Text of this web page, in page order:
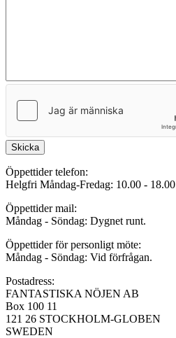
Skicka
Öppettider telefon:
Helgfri Måndag-Fredag: 10.00 - 18.00
Öppettider mail:
Måndag - Söndag: Dygnet runt.
Öppettider för personligt möte:
Måndag - Söndag: Vid förfrågan.
Postadress:
FANTASTISKA NÖJEN AB
Box 100 11
121 26 STOCKHOLM-GLOBEN
SWEDEN